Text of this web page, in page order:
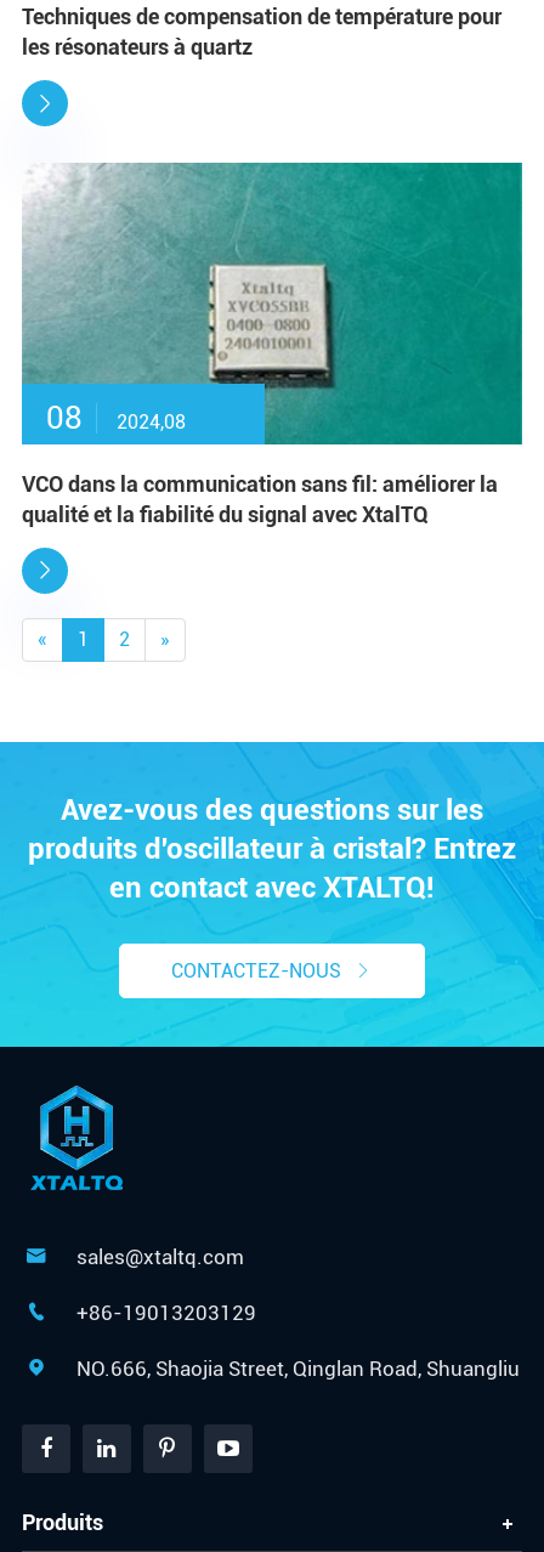
Techniques de compensation de température pour
les résonateurs à quartz

08 2024,08
VCO dans la communication sans fil: améliorer la
qualité et la fiabilité du signal avec XtalTQ

« 1 2 »
Avez-vous des questions sur les
produits d'oscillateur à cristal? Entrez
en contact avec XTALTQ!
CONTACTEZ-NOUS 
 sales@xtaltq.com
 +86-19013203129
 NO.666, Shaojia Street, Qinglan Road, Shuangliu
Produits